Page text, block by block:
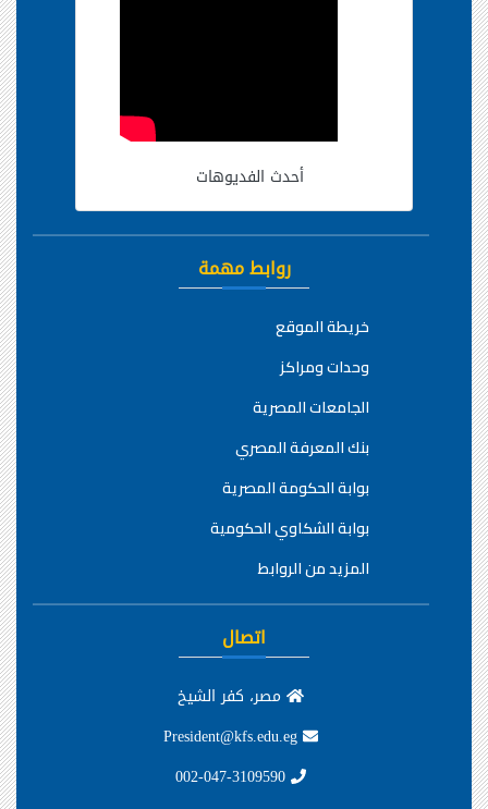
أحدث الفديوهات
روابط مهمة
خريطة الموقع
وحدات ومراكز
الجامعات المصرية
بنك المعرفة المصري
بوابة الحكومة المصرية
بوابة الشكاوي الحكومية
المزيد من الروابط
اتصال
مصر، كفر الشيخ